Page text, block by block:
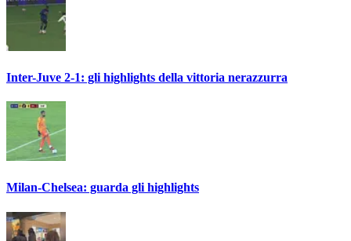
Inter-Juve 2-1: gli highlights della vittoria nerazzurra
Milan-Chelsea: guarda gli highlights